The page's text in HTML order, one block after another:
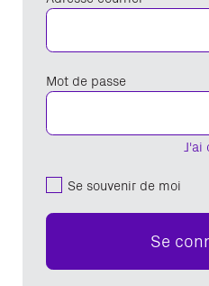
Mot de passe
Se souvenir de moi
Se